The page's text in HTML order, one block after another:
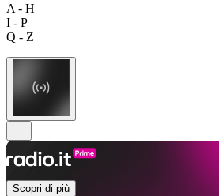
A - H
I - P
Q - Z
Scopri di più